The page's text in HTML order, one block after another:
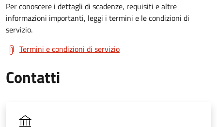
Per conoscere i dettagli di scadenze, requisiti e altre
informazioni importanti, leggi i termini e le condizioni di
servizio.
Termini e condizioni di servizio
Contatti